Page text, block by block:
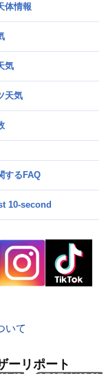
体情報
気
天気
するFAQ
10-second
いて
ーリポート